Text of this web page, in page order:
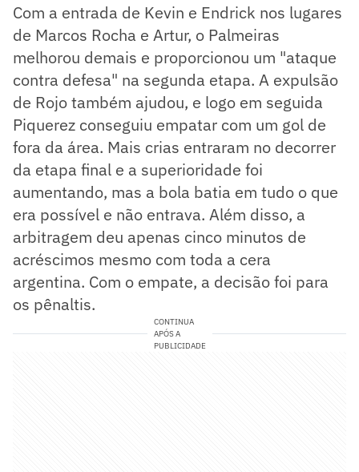
Com a entrada de Kevin e Endrick nos lugares
de Marcos Rocha e Artur, o Palmeiras
melhorou demais e proporcionou um "ataque
contra defesa" na segunda etapa. A expulsão
de Rojo também ajudou, e logo em seguida
Piquerez conseguiu empatar com um gol de
fora da área. Mais crias entraram no decorrer
da etapa final e a superioridade foi
aumentando, mas a bola batia em tudo o que
era possível e não entrava. Além disso, a
arbitragem deu apenas cinco minutos de
acréscimos mesmo com toda a cera
argentina. Com o empate, a decisão foi para
os pênaltis.
CONTINUA
APÓS A
PUBLICIDADE